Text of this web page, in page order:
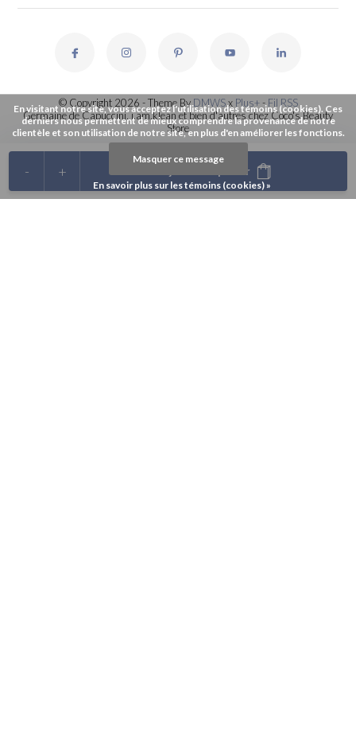
+
- Ajouter au panier
© Copyright 2026 - Theme ByDMWSx Plus+-Fil RSS
Germaine de Capuccini, i.am.klean et bien d'autres chez Coco's Beauty
Store
En visitant notre site, vous acceptez l'utilisation des témoins (cookies). Ces
derniers nous permettent de mieux comprendre la provenance de notre
clientèle et son utilisation de notre site, en plus d'en améliorer les fonctions.
Masquer ce message
En savoir plus sur les témoins (cookies) »